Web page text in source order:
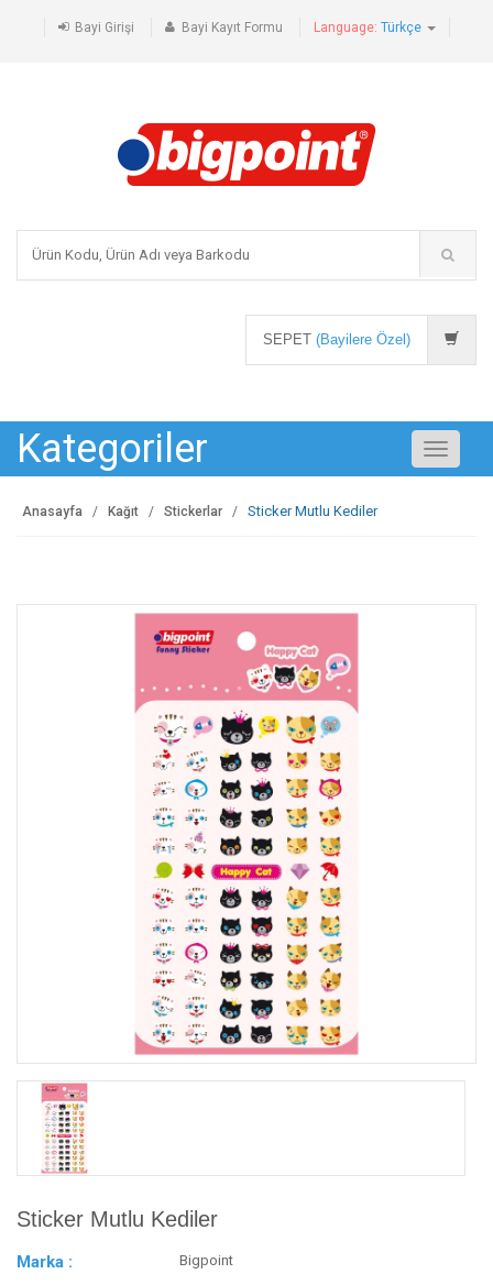
Bayi Girişi Bayi Kayıt Formu Language: Türkçe
SEPET (Bayilere Özel)
Kategoriler
Toggle
Anasayfa Kağıt Stickerlar Sticker Mutlu Kediler
Sticker Mutlu Kediler
Marka : Bigpoint